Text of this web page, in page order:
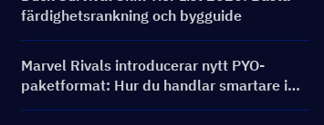
färdighetsrankning och bygguide
Marvel Rivals introducerar nytt PYO-
paketformat: Hur du handlar smartare i
butiksuppdateringen för säsong 9.5